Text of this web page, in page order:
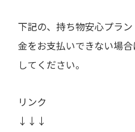
下記の、持ち物安心プラ
金をお支払いできない場
してください。
リンク
↓↓↓